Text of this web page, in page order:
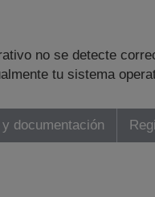
no se detecte
tu sistema
y documentación